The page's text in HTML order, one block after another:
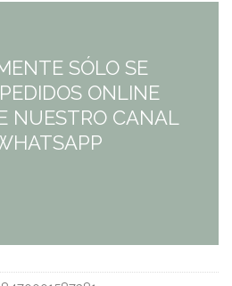
SÓLO SE
ONLINE
NUESTRO CANAL